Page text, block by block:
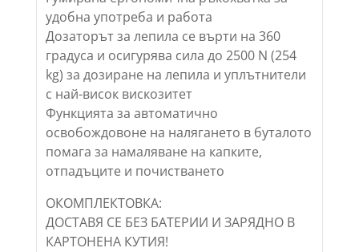
удобна употреба и работа
Дозаторът за лепила се върти на 360
градуса и осигурява сила до 2500 N (254
kg) за дозиране на лепила и уплътнители
с най-висок вискозитет
Функцията за автоматично
освобождовоне на налягането в буталото
помага за намаляване на капките,
отпадъците и почистването
ОКОМПЛЕКТОВКА:
ДОСТАВЯ СЕ БЕЗ БАТЕРИИ И ЗАРЯДНО В
КАРТОНЕНА КУТИЯ!